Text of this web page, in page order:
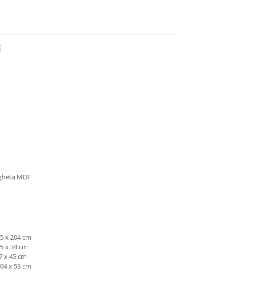
MDF
x 204 cm
x 34 cm
x 45 cm
x 53 cm